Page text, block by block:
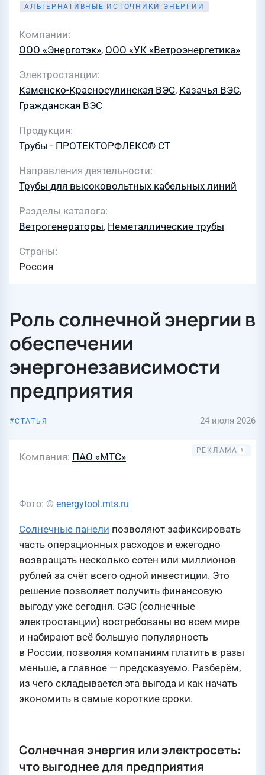
АЛЬТЕРНАТИВНЫЕ ИСТОЧНИКИ ЭНЕРГИИ
Компании
ООО «Энерготэк», ООО «УК «Ветроэнергетика»
Электростанции
Каменско-Красносулинская ВЭС, Казачья ВЭС,
Гражданская ВЭС
Продукция
Трубы - ПРОТЕКТОРФЛЕКС® СТ
Направления деятельности
Трубы для высоковольтных кабельных линий
Разделы каталога
Ветрогенераторы, Неметаллические трубы
Страны
Россия
Роль солнечной энергии в
обеспечении
энергонезависимости
предприятия
СТАТЬЯ 24 июля 2026
Компания ПАО «МТС»
Фото: © energytool.mts.ru
Солнечные панели позволяют зафиксировать
часть операционных расходов и ежегодно
возвращать несколько сотен или миллионов
рублей за счёт всего одной инвестиции. Это
решение позволяет получить финансовую
выгоду уже сегодня. СЭС (солнечные
электростанции) востребованы во всем мире
и набирают всё большую популярность
в России, позволяя компаниям платить в разы
меньше, а главное — предсказуемо. Разберём,
из чего складывается эта выгода и как начать
экономить в самые короткие сроки.
Солнечная энергия или электросеть:
что выгоднее для предприятия